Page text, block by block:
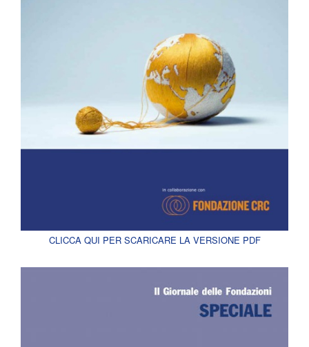
CLICCA QUI PER SCARICARE LA VERSIONE PDF